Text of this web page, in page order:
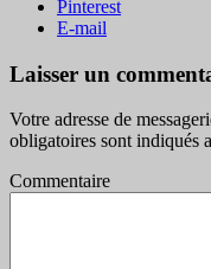
Pinterest
E-mail
Laisser un
Votre adresse de
obligatoires sont indiqués
Commentaire